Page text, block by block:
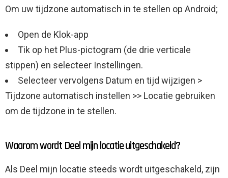
Om uw tijdzone automatisch in te stellen op Android;
Open de Klok-app
Tik op het Plus-pictogram (de drie verticale
stippen) en selecteer Instellingen.
Selecteer vervolgens Datum en tijd wijzigen >
Tijdzone automatisch instellen >> Locatie gebruiken
om de tijdzone in te stellen.
Waarom wordt Deel mijn locatie uitgeschakeld?
Als Deel mijn locatie steeds wordt uitgeschakeld, zijn